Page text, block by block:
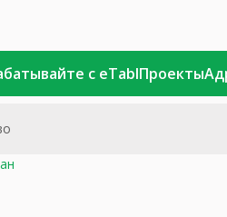
с eTablПроекты